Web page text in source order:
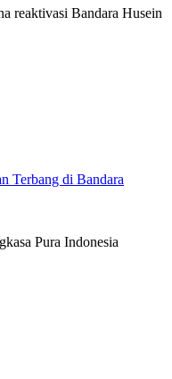
reaktivasi Bandara Husein
Terbang di Bandara
Pura Indonesia